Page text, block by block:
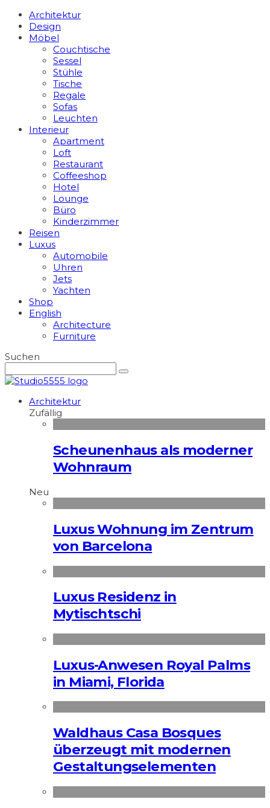
Architektur
Design
Möbel
Couchtische
Sessel
Stühle
Tische
Regale
Sofas
Leuchten
Interieur
Apart­ment
Loft
Restaurant
Coffeeshop
Hotel
Lounge
Büro
Kinderzimmer
Reisen
Luxus
Automobile
Uhren
Jets
Yachten
Shop
English
Architecture
Furniture
Suchen
Architektur
Zufällig
Scheunenhaus als moderner
Wohnraum
Neu
Luxus Wohnung im Zentrum
von Barcelona
Luxus Residenz in
Mytischtschi
Luxus-Anwesen Royal Palms
in Miami, Florida
Waldhaus Casa Bosques
überzeugt mit modernen
Gestaltungselementen